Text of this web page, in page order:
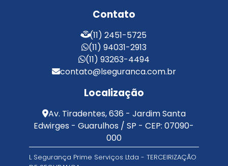
Serviços de Limpeza e Portaria
Terceirização de Facilities
Terceirização de Portaria
Zeladoria de Condomínios
Contato
(11) 2451-5725
(11) 94031-2913
(11) 93263-4494
contato@lseguranca.com.br
Localização
Av. Tiradentes, 636 - Jardim Santa
Edwirges - Guarulhos / SP - CEP: 07090-
000
L Segurança Prime Serviços Ltda - TERCEIRIZAÇÃO